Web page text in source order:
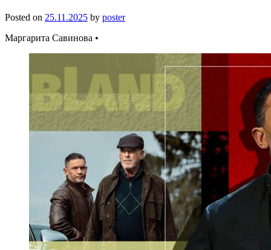
Posted on 25.11.2025 by poster
Маргарита Савинова •